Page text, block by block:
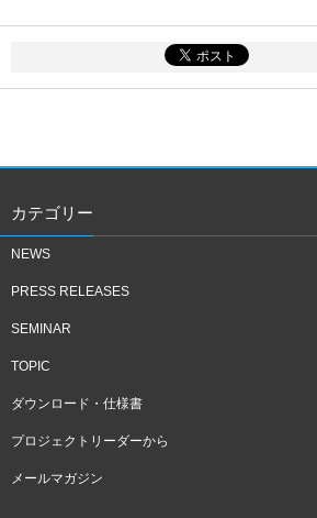
カテゴリー
NEWS
PRESS RELEASES
SEMINAR
TOPIC
ダウンロード・仕様書
プロジェクトリーダーから
メールマガジン